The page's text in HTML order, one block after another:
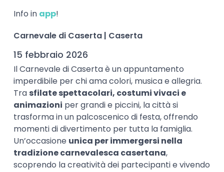
Info in app!
Carnevale di Caserta | Caserta
15 febbraio 2026
Il Carnevale di Caserta è un appuntamento
imperdibile per chi ama colori, musica e allegria.
Tra sfilate spettacolari, costumi vivaci e
animazioni per grandi e piccini, la città si
trasforma in un palcoscenico di festa, offrendo
momenti di divertimento per tutta la famiglia.
Un’occasione unica per immergersi nella
tradizione carnevalesca casertana,
scoprendo la creatività dei partecipanti e vivendo